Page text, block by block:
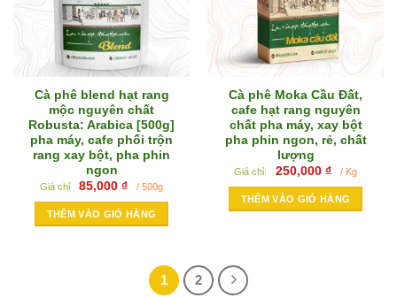
Cà phê blend hạt rang
mộc nguyên chất
Robusta: Arabica [500g]
pha máy, cafe phối trộn
rang xay bột, pha phin
ngon
Giá chỉ 85,000 ₫ / 500g
THÊM VÀO GIỎ HÀNG
Cà phê Moka Cầu Đất,
cafe hạt rang nguyên
chất pha máy, xay bột
pha phin ngon, rẻ, chất
lượng
Giá chỉ: 250,000 ₫ / Kg
THÊM VÀO GIỎ HÀNG
1 2